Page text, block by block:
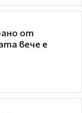
от
вече е